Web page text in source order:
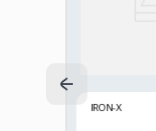
IRON-X